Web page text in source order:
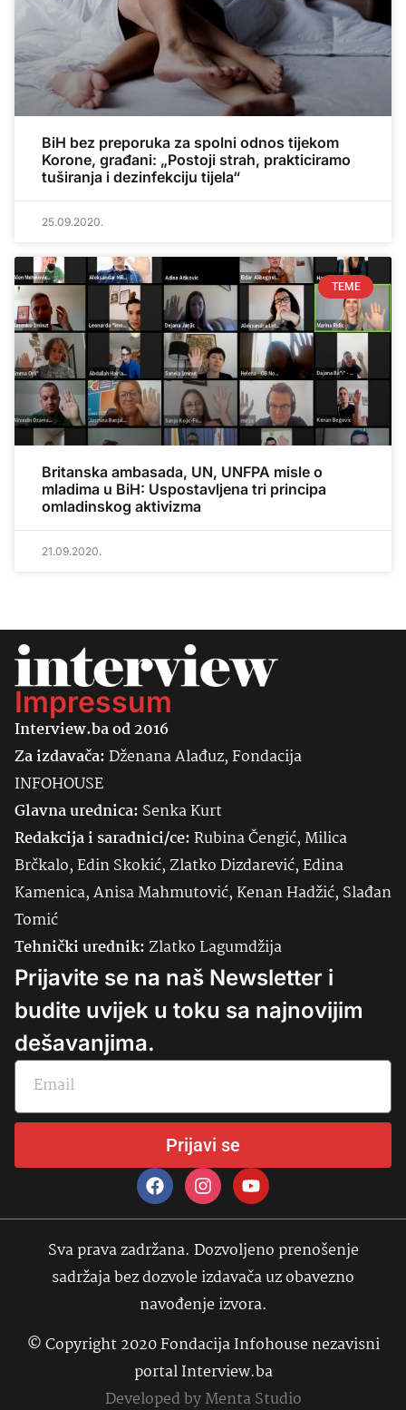
BiH bez preporuka za spolni odnos tijekom
Korone, građani: „Postoji strah, prakticiramo
tuširanja i dezinfekciju tijela“
25.09.2020.
TEME
Britanska ambasada, UN, UNFPA misle o
mladima u BiH: Uspostavljena tri principa
omladinskog aktivizma
21.09.2020.
Impressum
Interview.ba od 2016
Za izdavača:Dženana Alađuz, Fondacija
INFOHOUSE
Glavna urednica: SenkaKurt
Redakcija i saradnici/ce:Rubina Čengić, Milica
Brčkalo, Edin Skokić, Zlatko Dizdarević, Edina
Kamenica, Anisa Mahmutović, Kenan Hadžić, Slađan
Tomić
Tehnički urednik:Zlatko Lagumdžija
Prijavite se na naš Newsletter i
budite uvijek u toku sa najnovijim
dešavanjima.
Prijavi se
Sva prava zadržana. Dozvoljeno prenošenje
sadržaja bez dozvole izdavača uz obavezno
navođenje izvora.
© Copyright 2020 Fondacija Infohouse nezavisni
portal Interview.ba
Developed byMenta Studio